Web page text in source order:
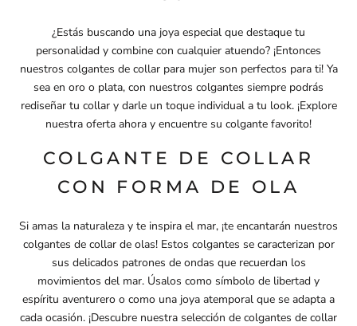
¿Estás buscando una joya especial que destaque tu
personalidad y combine con cualquier atuendo? ¡Entonces
nuestros colgantes de collar para mujer son perfectos para ti! Ya
sea en oro o plata, con nuestros colgantes siempre podrás
rediseñar tu collar y darle un toque individual a tu look. ¡Explore
nuestra oferta ahora y encuentre su colgante favorito!
COLGANTE DE COLLAR
CON FORMA DE OLA
Si amas la naturaleza y te inspira el mar, ¡te encantarán nuestros
colgantes de collar de olas! Estos colgantes se caracterizan por
sus delicados patrones de ondas que recuerdan los
movimientos del mar. Úsalos como símbolo de libertad y
espíritu aventurero o como una joya atemporal que se adapta a
cada ocasión. ¡Descubre nuestra selección de colgantes de collar